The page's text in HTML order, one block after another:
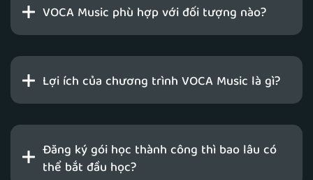
VOCA Music phù hợp với đối tượng nào?
Lợi ích của chương trình VOCA Music là gì?
Đăng ký gói học thành công thì bao lâu có
thể bắt đầu học?